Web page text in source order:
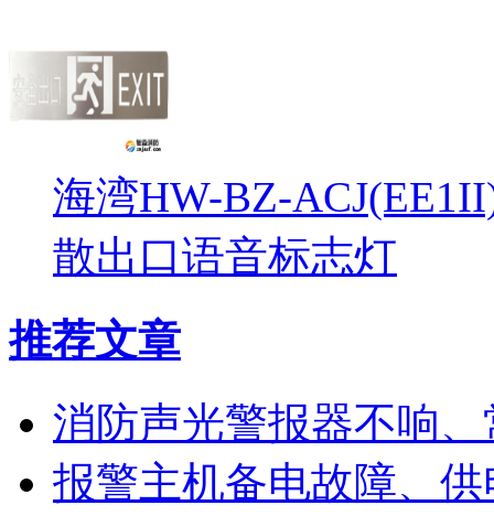
海湾HW-BZ-
散出口语音标志灯
推荐文章
消防声光警报器不响
报警主机备电故障、